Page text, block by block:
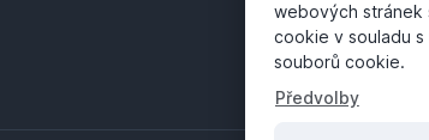
webových stránek
cookie v souladu s
souborů cookie.
Předvolby